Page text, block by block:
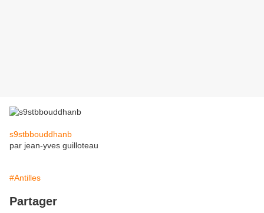
s9stbbouddhanb
par jean-yves guilloteau
#Antilles
Partager